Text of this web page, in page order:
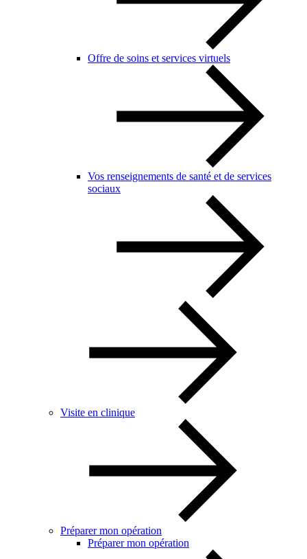
Offre de soins et services virtuels
Vos renseignements de santé et de services
sociaux
Visite en clinique
Préparer mon opération
Préparer mon opération